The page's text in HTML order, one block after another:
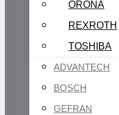
ORONA
REXROTH
TOSHIBA
ADVANTECH
BOSCH
GEFRAN